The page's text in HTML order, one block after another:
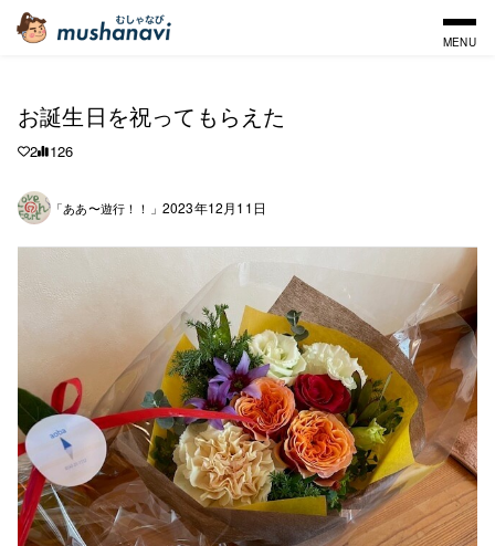
MENU
お誕生日を祝ってもらえた
2 126
「ああ〜遊行！！」 2023年12月11日